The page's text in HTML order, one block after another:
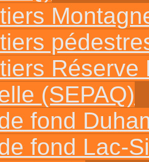
Réserve
(SEPAQ)
fond
fond Lac-